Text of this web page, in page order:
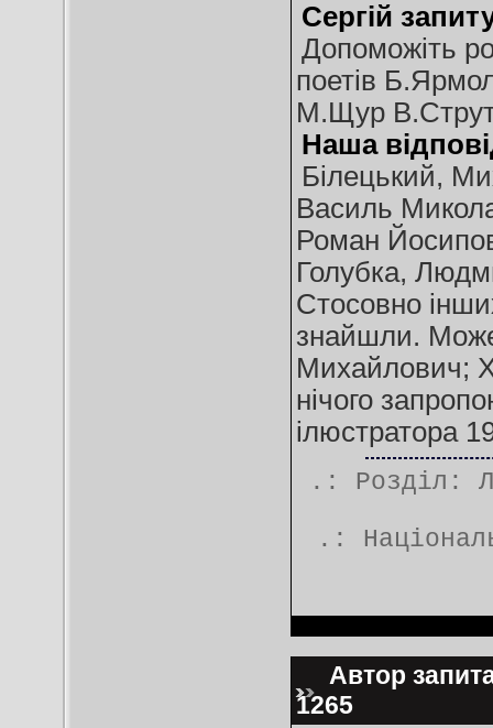
Сергій
Допоможіть
поетів
М.Щур
Наша
Білецький,
Василь
Роман
Голубка,
Стосовно
знайшли.
Михайлович;
нічого
ілюстратора
.: Розділ:
.:
Автор
1265